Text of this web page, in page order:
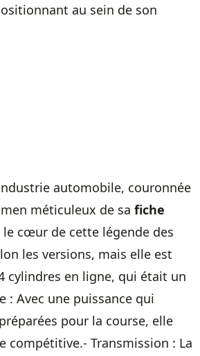
au sein de son
automobile, couronnée
méticuleux de sa fiche
cœur de cette légende des
les versions, mais elle est
cylindres en ligne, qui était un
: Avec une puissance qui
pour la course, elle
compétitive.- Transmission : La